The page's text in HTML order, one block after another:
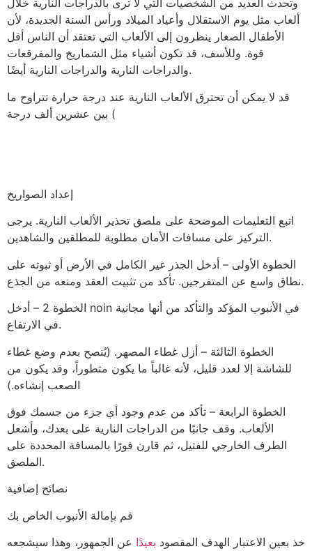
وتحدث العديد من الشخصيات التي لا ترى بالدراجات النارية خلال
ألعاب مثل يوم الاستقلال وأعياد الميلاد ورأس السنة الجديدة، لأن
الأطفال الصغار ينظرون إلى الألعاب التي تعتقد أن الناس أقل
قوة. وللأسف، قد تكون أشياء مثل الشماريخ والمفرقعات
والدراجات النارية والدراجات النارية أيضًا.
قد لا يمكن أن تحترق الألعاب النارية عند درجة حرارة تتراوح ما
بين عشرين ألف درجة (
إعداد الصواريخ
اتبع التعليمات الموضحة على ملصق تحذير الألعاب النارية. يرجى
التركيز على مسافات الأمان مطلوبة للمطلقين والشاهدين.
الخطوة الأولى – أدخل الجذر غير الكامل في الأرض أو ثبوته على
نطاق واسع عن المتفرجين. تأكد من تثبيت العقد ومنعه من الجذع.
الخطوة 2 – أدخل noin في الأنبوب المؤكد والتأكد من أنها مجانية
في الارتفاع.
الخطوة الثالثة – أزل غطاء المصهر. (يُنصح بعدم وضع غطاء
للشاشة إلا لعدد قليل، لأنه غالباً ما يكون متطوراً، وقد يكون من
الصعب إنشاءه.)
الخطوة الرابعة – تأكد من عدم وجود أي جزء من جسمك فوق
الألعاب. وقف جانبًا من الدراجات النارية على بعدك، وأشعل
الطرف الخارجي للفتيل، ثم قارن فورًا بالمسافة المحددة على
الملصق.
نصائح إضافية
قم بإمالة الأنبوب الخاص بك
خذ بعين الاعتبار الهدف المقصود بعيدًا عن الجمهور، وهذا سيشجعه